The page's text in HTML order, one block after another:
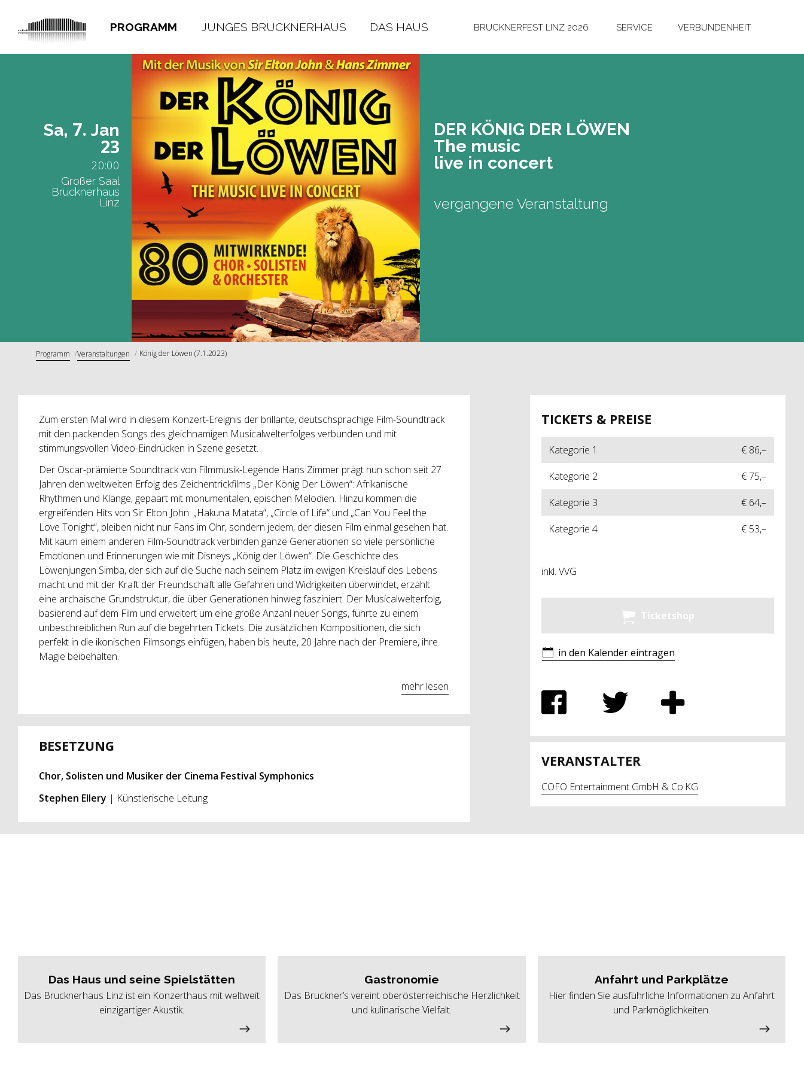
PROGRAMM JUNGES BRUCKNERHAUS DAS HAUS BRUCKNERFEST LINZ 2026 SERVICE VERBUNDENHEIT
Sa, 7. Jan
23
20:00
Großer Saal
Brucknerhaus
Linz
DER KÖNIG DER LÖWEN
The music
live in con­cert
vergangene Veranstaltung
Programm Veranstaltungen König der Löwen (7.1.2023)
Zum ersten Mal wird in diesem Konzert-Ereignis der brillante, deutschsprachige Film-Soundtrack
mit den packenden Songs des gleichnamigen Musicalwelterfolges verbunden und mit
stimmungsvollen Video-Eindrücken in Szene gesetzt.
Der Oscar-prämierte Soundtrack von Filmmusik-Legende Hans Zimmer prägt nun schon seit 27
Jahren den weltweiten Erfolg des Zeichentrickfilms „Der König Der Löwen“: Afrikanische
Rhythmen und Klänge, gepaart mit monumentalen, epischen Melodien. Hinzu kommen die
ergreifenden Hits von Sir Elton John: „Hakuna Matata“, „Circle of Life“ und „Can You Feel the
Love Tonight“, bleiben nicht nur Fans im Ohr, sondern jedem, der diesen Film einmal gesehen hat.
Mit kaum einem anderen Film-Soundtrack verbinden ganze Generationen so viele persönliche
Emotionen und Erinnerungen wie mit Disneys „König der Löwen“. Die Geschichte des
Löwenjungen Simba, der sich auf die Suche nach seinem Platz im ewigen Kreislauf des Lebens
macht und mit der Kraft der Freundschaft alle Gefahren und Widrigkeiten überwindet, erzählt
eine archaische Grundstruktur, die über Generationen hinweg fasziniert. Der Musicalwelterfolg,
basierend auf dem Film und erweitert um eine große Anzahl neuer Songs, führte zu einem
unbeschreiblichen Run auf die begehrten Tickets. Die zusätzlichen Kompositionen, die sich
perfekt in die ikonischen Filmsongs einfügen, haben bis heute, 20 Jahre nach der Premiere, ihre
Magie beibehalten.
mehr lesen
BESETZUNG
Chor, Solisten und Musiker der Cinema Festival Symphonics
Stephen Ellery | Künstlerische Leitung
TICKETS & PREISE
Kategorie 1
€ 86,–
Kategorie 2
€ 75,–
Kategorie 3
€ 64,–
Kategorie 4
€ 53,–
inkl. VVG
Ticketshop
in den Kalender eintragen
VERANSTALTER
COFO Entertainment GmbH & Co.KG
Das Haus und seine Spielstätten
Das Brucknerhaus Linz ist ein Konzerthaus mit weltweit
einzigartiger Akustik.
Gastronomie
Das Bruckner’s vereint oberösterreichische Herzlichkeit
und kulinarische Vielfalt.
Anfahrt und Parkplätze
Hier finden Sie ausführliche Informationen zu Anfahrt
und Parkmöglichkeiten.